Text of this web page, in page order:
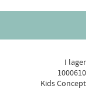
I lager
1000610
Kids Concept